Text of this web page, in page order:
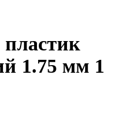
1.75 мм 1